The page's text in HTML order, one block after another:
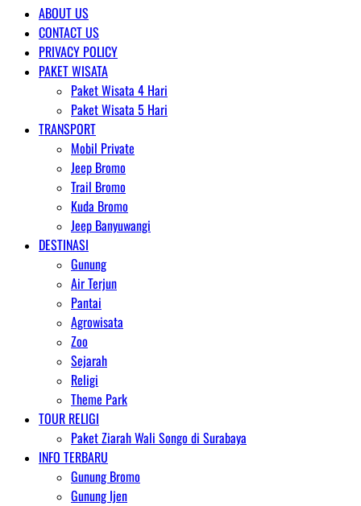
ABOUT US
CONTACT US
PRIVACY POLICY
PAKET WISATA
Paket Wisata 4 Hari
Paket Wisata 5 Hari
TRANSPORT
Mobil Private
Jeep Bromo
Trail Bromo
Kuda Bromo
Jeep Banyuwangi
DESTINASI
Gunung
Air Terjun
Pantai
Agrowisata
Zoo
Sejarah
Religi
Theme Park
TOUR RELIGI
Paket Ziarah Wali Songo di Surabaya
INFO TERBARU
Gunung Bromo
Gunung Ijen